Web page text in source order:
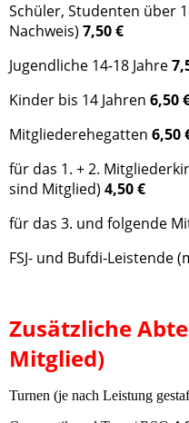
Schüler, Studenten über
Nachweis) 7,50 €
Jugendliche 14-18 Jahre
Kinder bis 14 Jahren 6,50
Mitgliederehegatten 6,50
für das 1. + 2.
sind Mitglied) 4,50 €
für das 3. und folgende
FSJ- und Bufdi-Leistende
Zusätzliche
Mitglied)
Turnen (je nach Leistung